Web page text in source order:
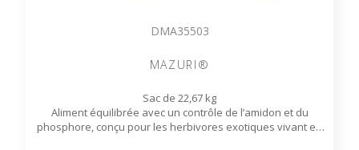
DMA35503
MAZURI®
Sac de 22,67 kg
Aliment équilibrée avec un contrôle de l’amidon et du
phosphore, conçu pour les herbivores exotiques vivant en